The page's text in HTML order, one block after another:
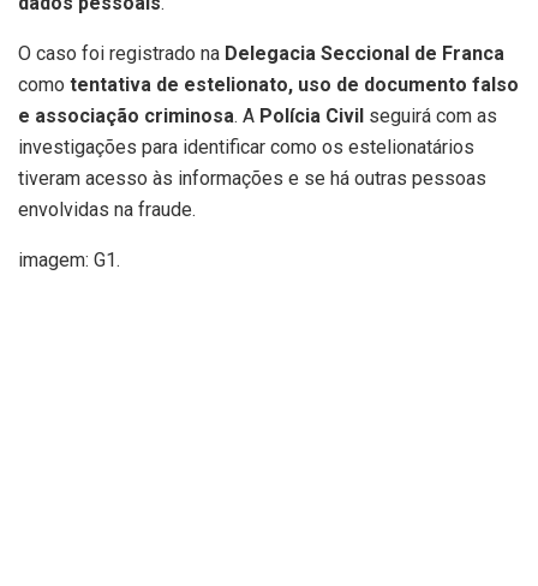
O caso foi registrado na Delegacia Seccional de Franca
como tentativa de estelionato, uso de documento falso
e associação criminosa. A Polícia Civil seguirá com as
investigações para identificar como os estelionatários
tiveram acesso às informações e se há outras pessoas
envolvidas na fraude.
imagem: G1.